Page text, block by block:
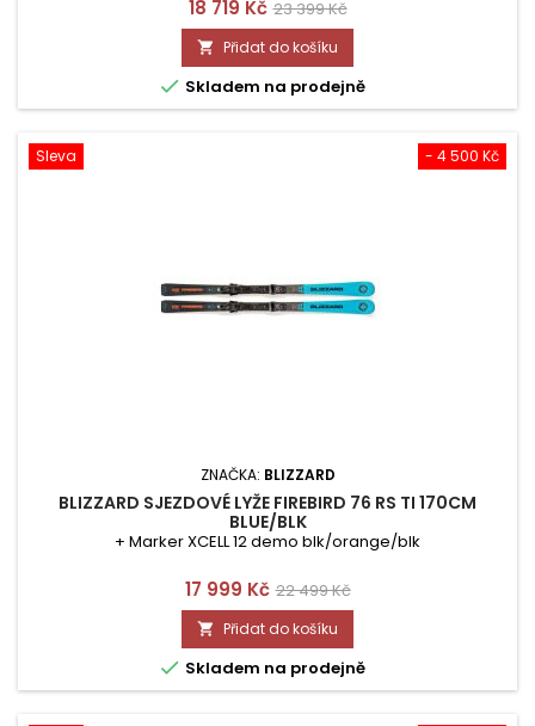
Cena
18 719 Kč Běžná
cena
23 399 Kč
 Přidat do košíku
 Skladem na prodejně
- 4 500 Kč
Sleva
ZNAČKA: BLIZZARD
BLIZZARD SJEZDOVÉ LYŽE FIREBIRD 76 RS TI 170CM
BLUE/BLK
+ Marker XCELL 12 demo blk/orange/blk
Cena
17 999 Kč Běžná
cena
22 499 Kč
 Přidat do košíku
 Skladem na prodejně